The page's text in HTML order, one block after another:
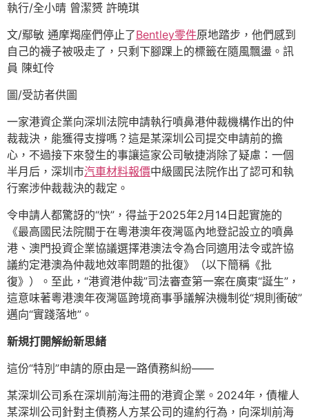
執行/全小晴 曾潔赟 許曉琪
文/鄢敏 通摩羯座們停止了Bentley零件原地踏步，他們感到
自己的襪子被吸走了，只剩下腳踝上的標籤在隨風飄盪。訊
員 陳虹伶
圖/受訪者供圖
一家港資企業向深圳法院申請執行噴鼻港仲裁機構作出的仲
裁裁決，能獲得支撐嗎？這是某深圳公司提交申請前的擔
心，不過接下來發生的事讓這家公司敏捷消除了疑慮：一個
半月后，深圳市汽車材料報價中級國民法院作出了認可和執
行案涉仲裁裁決的裁定。
令申請人都驚訝的“快”，得益于2025年2月14日起實施的
《最高國民法院關于在粵港澳年夜灣區內地登記設立的噴鼻
港、澳門投資企業協議選擇港澳法令為合同適用法令或許協
議約定港澳為仲裁地效率問題的批復》（以下簡稱《批
復》）。至此，“港資港仲裁”司法審查第一案在廣東“誕生”，
這意味著粵港澳年夜灣區跨境商事爭議解決機制從“規則衝破”
邁向“實踐落地”。
新規打開解紛新思緒
這份“特別”申請的原由是一路債務糾紛——
某深圳公司系在深圳前海注冊的港資企業。2024年，債權人
某深圳公司針對主債務人方某公司的違約行為，向深圳前海